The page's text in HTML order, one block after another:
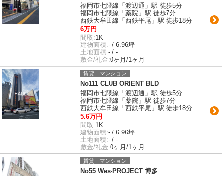
福岡市七隈線「渡辺通」駅 徒歩5分
福岡市七隈線「薬院」駅 徒歩7分
西鉄大牟田線「西鉄平尾」駅 徒歩18分
6万円
間取:1K
建物面積:- / 6.96坪
土地面積:- / -
敷金/礼金:0ヶ月/1ヶ月
賃貸｜マンション
No111 CLUB ORIENT BLD
福岡市七隈線「渡辺通」駅 徒歩5分
福岡市七隈線「薬院」駅 徒歩7分
西鉄大牟田線「西鉄平尾」駅 徒歩18分
5.6万円
間取:1K
建物面積:- / 6.96坪
土地面積:- / -
敷金/礼金:0ヶ月/1ヶ月
賃貸｜マンション
No55 Wes-PROJECT 博多